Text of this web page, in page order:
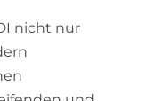
nicht nur